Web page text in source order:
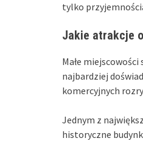
tylko
Jakie atrakcje
Małe
najbardziej
komercyjnych
Jednym z
historyczne